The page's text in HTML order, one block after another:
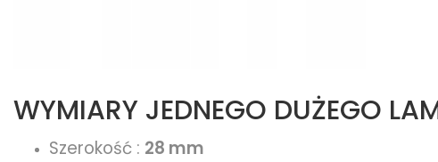
WYMIARY JEDNEGO DUŻEGO
Szerokość : 28 mm